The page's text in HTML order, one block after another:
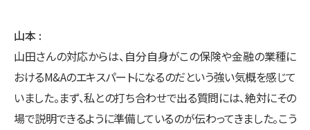
山本
山田さんの対応からは、自分自身がこの保険や金融の業種に
おけるM&Aのエキスパートになるのだという強い気概を感じて
いました。まず、私との打ち合わせで出る質問には、絶対にその
場で説明できるように準備しているのが伝わってきました。こう